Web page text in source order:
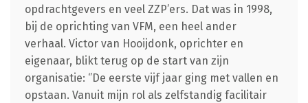
opdrachtgevers en veel ZZP’ers. Dat was in 1998,
bij de oprichting van VFM, een heel ander
verhaal. Victor van Hooijdonk, oprichter en
eigenaar, blikt terug op de start van zijn
organisatie: ‘’De eerste vijf jaar ging met vallen en
opstaan. Vanuit mijn rol als zelfstandig facilitair